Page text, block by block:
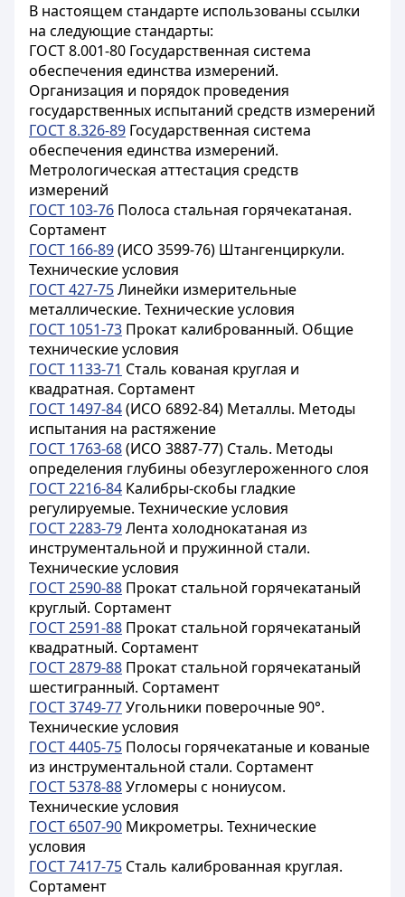
В настоящем стандарте использованы ссылки
на следующие стандарты:
ГОСТ 8.001-80 Государственная система
обеспечения единства измерений.
Организация и порядок проведения
государственных испытаний средств измерений
ГОСТ 8.326-89 Государственная система
обеспечения единства измерений.
Метрологическая аттестация средств
измерений
ГОСТ 103-76 Полоса стальная горячекатаная.
Сортамент
ГОСТ 166-89(ИСО 3599-76) Штангенциркули.
Технические условия
ГОСТ 427-75Линейки измерительные
металлические. Технические условия
ГОСТ 1051-73 Прокат калиброванный. Общие
технические условия
ГОСТ 1133-71 Сталь кованая круглая и
квадратная. Сортамент
ГОСТ 1497-84(ИСО 6892-84) Металлы. Методы
испытания на растяжение
ГОСТ 1763-68(ИСО 3887-77) Сталь. Методы
определения глубины обезуглероженного слоя
ГОСТ 2216-84 Калибры-скобы гладкие
регулируемые. Технические условия
ГОСТ 2283-79Лента холоднокатаная из
инструментальной и пружинной стали.
Технические условия
ГОСТ 2590-88 Прокат стальной горячекатаный
круглый. Сортамент
ГОСТ 2591-88 Прокат стальной горячекатаный
квадратный. Сортамент
ГОСТ 2879-88 Прокат стальной горячекатаный
шестигранный. Сортамент
ГОСТ 3749-77Угольники поверочные 90°.
Технические условия
ГОСТ 4405-75 Полосы горячекатаные и кованые
из инструментальной стали. Сортамент
ГОСТ 5378-88Угломеры с нониусом.
Технические условия
ГОСТ 6507-90 Микрометры. Технические
условия
ГОСТ 7417-75 Сталь калиброванная круглая.
Сортамент